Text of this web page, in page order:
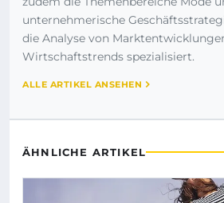
unternehmerische
die Analyse von
Wirtschaftstrends spezialisiert.
ALLE ARTIKEL ANSEHEN
ÄHNLICHE ARTIKEL